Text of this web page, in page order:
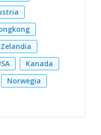
Kanada
Norwegia